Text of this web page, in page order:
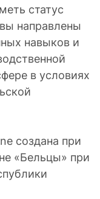
статус
направлены
навыков и
в условиях
создана при
«Бельцы» при